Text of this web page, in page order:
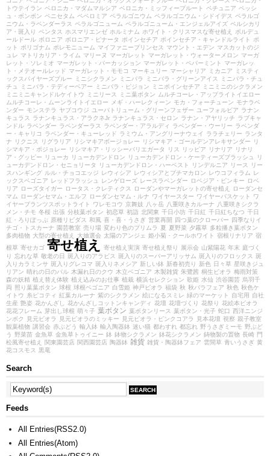
トウテイラン ベロニカ・マダムマルシア ベロニカ・ミッフィープルート ペチュニア ペッシ
ュ・ボンボン ペニセタム ペペロミア ペラルゴニウム ペラルゴニウム・シドイデス ペラルゴ
ニウム・ラベンダーラス ペラルゴニューム ペラルゴニューム・エンジェルアイズ ペルシカリ
ア・斑入り ペンタス ホスマリエンゼ ホルミナム ホワイト・クリスマスな寄せ植え
ボルデュ
ールドール ボロニア ボロニア・ピナータ ポインセチア ポインセチア・キャンドルライト
ポ
ット
ポリゴナム ポレモニューム マイファニープリンセス マウント・エデン マスカットのジ
ュレ マトリカリア・ライム マリーヌ マーガレット マーガレット・ウォーターメロン マーガ
レット・ソレミオ マーガレット・パーカッション マーガレット・ペパーミント
マーガレッ
ト・メテオールレッド マーガレット・モモコ マーキュリー マーシャリア ミカニア
ミスティ
ックスパイヤーズブルー
ミニシクラメン ミニバラ ミニバラ・グリーンアイス
ミニバラ・チュ
チュ
ミニバラ・テディーベアー ミニバラ・ピジョン ミニポインセチア
ミニミニのシクラメン
ミニミニキャンドルケイトウ
ミニリース ミニ葉ボタン
ムルチコーレ・アップライトイエロー
ムルチコーレ・ムーンライトイエロー
メギ・ハーレクィーン モカ・フォーチューン モナラベ
ンダー モンステラ ヤブコウジ ユーパトリューム・グリーンフェザー ユーフォルビア ラナン
キュラス
ラナンキュラス・アラクネJr ラナンキュラス・セロン ラナン・アヤリッチ ラブキャ
ンドル ラベンダー ラベンダーラス ラベンダー・アラルディ ラベンダー・ウーリー ラベンダ
ー・キャリコ
ラベンダー・キューレッド ラミウム・アングリーナウェイ ララチェリー ランタ
ナ
リクニス リグラリア リシマキアボージョレー リシマキア・ゴールデンアレキサンダー
リ
シマキア・ボジョレー
リシマキア・リッシーバリエガータ リス リッピア リナリア
リナリ
ア・グッピー
リューカ リューカデンドロン リューカデンドロン・ケーティーズブラッシュ
リ
ューカデンドロン・セニョリータ
リューカデンドロン・ハーベスト リンデルニア リース
リー
スハンギング ルル・チョコエッジ レウィシア レウィシアとプチマカロン レウコフィラム レ
ックスベゴニア レッドフラッシュ レンゲローズ レースラベンダー ロベジア・ピンキー
ロベ
リア
ローズタイガー ロータス・クレティクス ローダンやマーガレットの寄せ植え
ローダンセ
マム
ローダンセマム・エルフ ローダンセマム・ルナ ワイヤースター ワイヤーバスケット
ワ
イヤープランツスポットライト
ワレモコウ 京舞妓 八ヶ岳 八重咲きカルーナ
八重咲きシクラ
メン・チモ 冬桜 出張 分枝葉ボタン 初恋草 初詣 北関東 千日小坊 千日紅 千日紅ちなつ 千日
紅・ろりぽっぷ 原種リビダス 和風 喜・喜・うさぎ 営業再開 四つ葉のクローバー 四季なりイ
チゴ・トスカーナ
園芸教室 売り場 変わり色のプリムラ 夏 夏野菜 夕霧草 多粒播き葉ボタン
多肉植物 大型の寄せ植え 大抽選会 太陽のアンジェ 姫小菊・クールホワイト 宿根リナリア 宿
根草 寄せカゴ 寄せ植え 寄せ植え実演 寄せ植え祭り 展示会 山紫陽花 年末 庭づく
り 忘れな草 敬老の日 斑入りのアラビス 斑入りのスーパーアリッサム 斑入りのフロックス 斑
入りカラミンサ 斑入りグレコマ 斑入りネメシア 新しい鉢 新春初売り 新色 日々草 星咲きジュ
リアン 晴れの日のパル 木漏れ日のクウ 木立ベゴニア 木製雑貨 朱鷺茜 桐生ビオラ 梅雨対策
森の妖精 植え替え体験 植え込みのお仕事 植栽 横浜セレクション 歌姫 水仙 渋谷園芸 烏羽千
両 照り葉葉ボタン 球根 球根ベゴニア 白雪姫 神戸ビオラ 福袋 秋 秋バラフェア 秋色 秋色ケ
イトウ 糸ピコティ 紅葉カルーナ 紫のシクラメン 絵になるスミレ 緑のマーケット 自宅用
自社
生産 艶姿 花かんざし 花かんざしコットンキャンディ 花壇 花壇づくり 花祭り 花絵本ビオラ
花花フレーム 芽出し球根 萌々子 葉ボタン 葉ボタンリース 葉ボタン・光子 蛇口 西洋ニンジ
ンボク
見元ビオラ 見元ビオラのミッキー 見元ビオラ・ピンクコアラ 見本花壇 視察 親子教室
観葉植物 講習会 赤ぶどう 輸入鉢 輸入陶器鉢 迷い猫 都わすれ 都忘れ 野うさぎミーモ 野ぶど
う
野菜苗 金魚草 金魚草トゥイニー 鉢 鉢物シクラメン 鉢花シクラメン 鋳物製の置物 長崎
門
松風寄せ植え
関東園芸店 関西園芸店 陶器鉢 雑貨 雑貨・陶器鉢フェア 雲間草 青いうさぎ 黄
花コスモス 黒竜
Search
Feeds
All Entries(RSS2.0)
All Entries(Atom)